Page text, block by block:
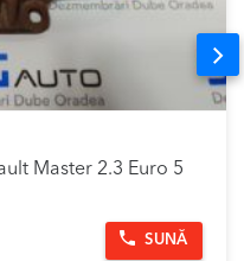
Master 2.3 Euro 5
SUNĂ